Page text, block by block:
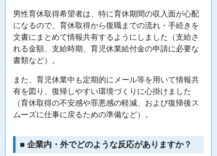
男性育休取得希望者は、特に育休期間の収入面が心配
になるので、育休取得から復職までの流れ・手続きを
文書にまとめて情報共有するようにしました（支給さ
れる金額、支給時期、育児休業給付金の申請に必要な
書類など）。
また、育児休業中も定期的にメール等を用いて情報共
有を図り、復帰しやすい環境づくりに心掛けました
（育休取得の不安感や罪悪感の軽減、および復帰後ス
ムーズに仕事に戻るための準備など）。
■ 企業内・外でどのような反応がありますか？